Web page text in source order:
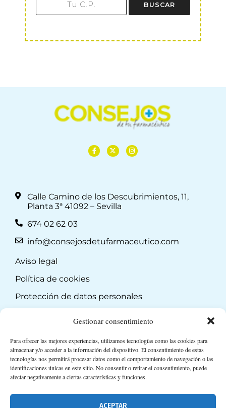
Gestionar consentimiento
Para ofrecer las mejores experiencias, utilizamos tecnologías como las cookies para
almacenar y/o acceder a la información del dispositivo. El consentimiento de estas
tecnologías nos permitirá procesar datos como el comportamiento de navegación o las
identificaciones únicas en este sitio. No consentir o retirar el consentimiento, puede
afectar negativamente a ciertas características y funciones.
ACEPTAR
BUSCAR
Calle Camino de los Descubrimientos, 11,
Planta 3ª 41092 – Sevilla
674 02 62 03
info@consejosdetufarmaceutico.com
Aviso legal
Política de cookies
Protección de datos personales